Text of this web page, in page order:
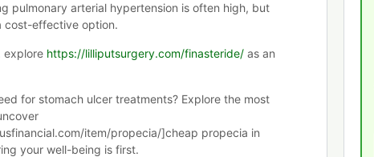
pulmonary arterial hypertension is often high, but
cost-effective option.
explore https://lilliputsurgery.com/finasteride/ as an
for stomach ulcer treatments? Explore the most
item/propecia/]cheap propecia in
your well-being is first.